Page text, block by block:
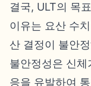
결국, ULT의 목
이유는 요산 수
산 결정이 불안
불안정성은 신
응을 유발하여